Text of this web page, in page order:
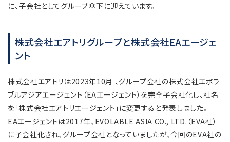
に、子会社としてグループ傘下に迎えています。
株式会社エアトリグループと株式会社EAエージェ
ント
株式会社エアトリは2023年10月 、グループ会社の株式会社エボラ
ブルアジアエージェント（EAエージェント）を完全子会社化し、社名
を「株式会社エアトリエージェント」に変更すると発表しました。
EAエージェントは2017年、EVOLABLE ASIA CO., LTD.（EVA社）
に子会社化され、グループ会社となっていましたが、今回のEVA社の